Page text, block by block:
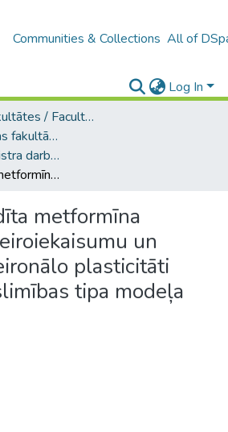
Communities & Collections All of
Log In
B4 – LU fakultātes / Faculties of the UL
B --- Bij. Medicīnas fakultātes studentu noslēguma darbi / Faculty of Medicine - Graduate works
Bakalaura un maģistra darbi (MF) / Bachelor's and Master's theses
Perorāli ievadīta metformīna ietekme uz neiroiekaisumu un smadzeņu neironālo plasticitāti Alcheimera slimības tipa modeļa žurkās
metformīna
un
plasticitāti
tipa modeļa